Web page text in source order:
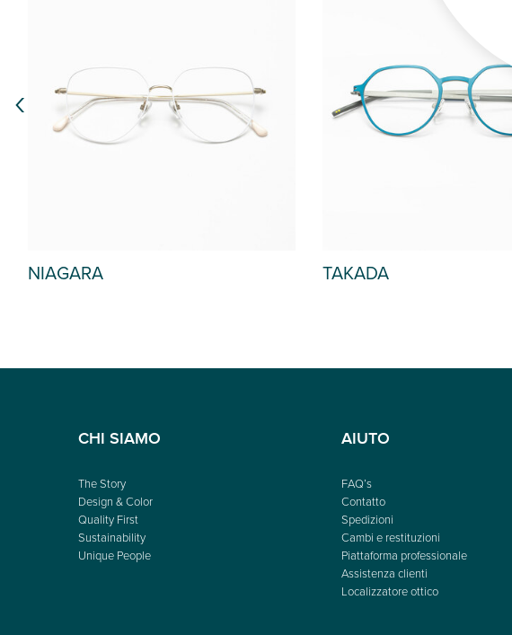
TAKADA BODONI
‹
CHI SIAMO
The Story
Design & Color
Quality First
Sustainability
Unique People
AIUTO
FAQ’s
Contatto
Spedizioni
Cambi e restituzioni
Piattaforma professionale
Assistenza clienti
Localizzatore ottico